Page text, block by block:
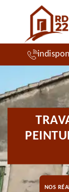
NOS